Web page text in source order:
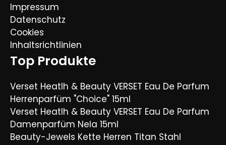
Impressum
Datenschutz
Cookies
Inhaltsrichtlinien
Top Produkte
Verset Heatlh & Beauty VERSET Eau De Parfum
Herrenparfüm "Choice" 15ml
Verset Heatlh & Beauty VERSET Eau De Parfum
Damenparfüm Nela 15ml
Beauty-Jewels Kette Herren Titan Stahl